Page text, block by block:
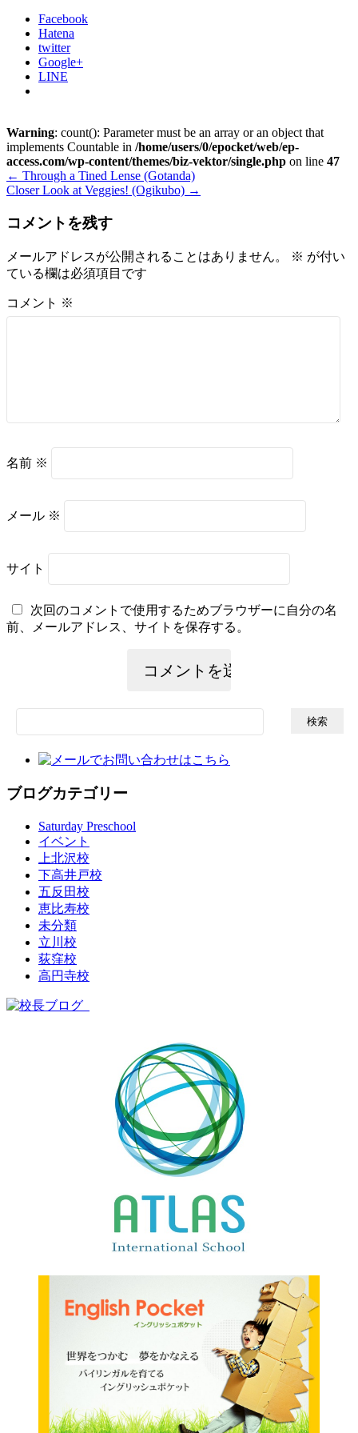
Facebook
Hatena
twitter
Google+
LINE
Warning: count(): Parameter must be an array or an object that
implements Countable in /home/users/0/epocket/web/ep-
access.com/wp-content/themes/biz-vektor/single.php on line 47
← Through a Tined Lense (Gotanda)
Closer Look at Veggies! (Ogikubo) →
コメントを残す
メールアドレスが公開されることはありません。 ※ が付い
ている欄は必須項目です
コメント ※
名前 ※
メール ※
サイト
次回のコメントで使用するためブラウザーに自分の名
前、メールアドレス、サイトを保存する。
索:
ブログカテゴリー
Saturday Preschool
イベント
上北沢校
下高井戸校
五反田校
恵比寿校
未分類
立川校
荻窪校
高円寺校